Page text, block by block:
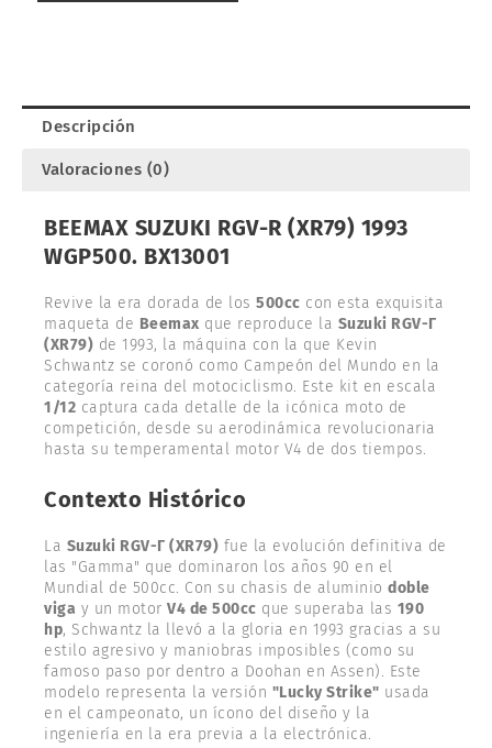
cantidad
Descripción
Valoraciones (0)
BEEMAX SUZUKI RGV-R (XR79) 1993
WGP500. BX13001
Revive la era dorada de los 500cc con esta exquisita
maqueta de Beemax que reproduce la Suzuki RGV-Γ
(XR79) de 1993, la máquina con la que Kevin
Schwantz se coronó como Campeón del Mundo en la
categoría reina del motociclismo. Este kit en escala
1/12 captura cada detalle de la icónica moto de
competición, desde su aerodinámica revolucionaria
hasta su temperamental motor V4 de dos tiempos.
Contexto Histórico
La Suzuki RGV-Γ (XR79) fue la evolución definitiva de
las "Gamma" que dominaron los años 90 en el
Mundial de 500cc. Con su chasis de aluminio doble
viga y un motor V4 de 500cc que superaba las 190
hp, Schwantz la llevó a la gloria en 1993 gracias a su
estilo agresivo y maniobras imposibles (como su
famoso paso por dentro a Doohan en Assen). Este
modelo representa la versión "Lucky Strike" usada
en el campeonato, un ícono del diseño y la
ingeniería en la era previa a la electrónica.